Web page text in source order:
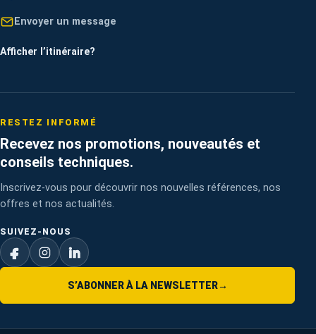
Envoyer un message
Afficher l’itinéraire?
RESTEZ INFORMÉ
Recevez nos promotions, nouveautés et
conseils techniques.
Inscrivez-vous pour découvrir nos nouvelles références, nos
offres et nos actualités.
SUIVEZ-NOUS
S’ABONNER À LA NEWSLETTER→